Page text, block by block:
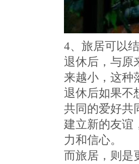
4、旅居可以
退休后，与原
来越小，这种
退休后如果不
共同的爱好共
建立新的友谊
力和信心。
而旅居，则是